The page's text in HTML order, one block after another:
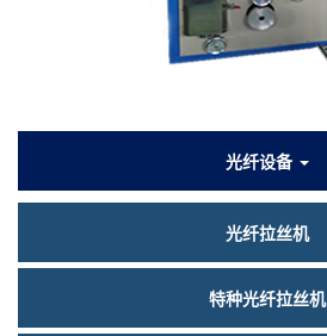
品
光纤设备
光纤拉丝机
特种光纤拉丝机